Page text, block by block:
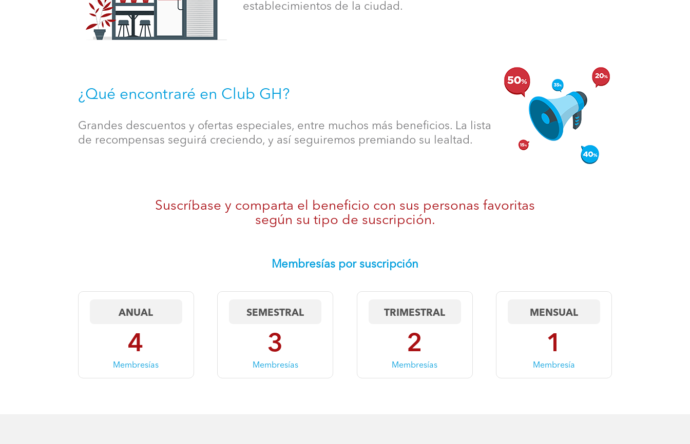
establecimientos de la ciudad.
¿Qué encontraré en Club GH?
Grandes descuentos y ofertas especiales, entre muchos más beneficios. La lista
de recompensas seguirá creciendo, y así seguiremos premiando su lealtad.
Suscríbase y comparta el beneficio con sus personas favoritas
según su tipo de suscripción.
Membresías por suscripción
ANUAL
4
Membresías
SEMESTRAL
3
Membresías
TRIMESTRAL
2
Membresías
MENSUAL
1
Membresía